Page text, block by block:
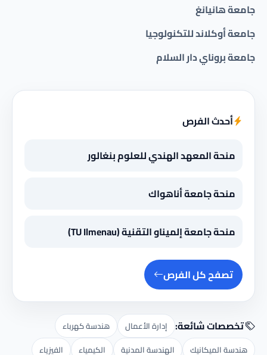
جامعة هانيانغ
جامعة أوكلاند للتكنولوجيا
جامعة بروناي دار السلام
أحدث الفرص
منحة المعهد الهندي للعلوم بنغالور
منحة جامعة أناهواك
منحة جامعة إلميناو التقنية (TU Ilmenau)
تصفح كل الفرص
تخصصات شائعة: إدارة الأعمال
هندسة كهرباء
هندسة الميكانيك
الهندسة المدنية الكيمياء الفيزياء